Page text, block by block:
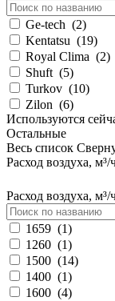
Ge-tech (2)
Kentatsu (19)
Royal Clima (2)
Shuft (5)
Turkov (10)
Zilon (6)
Используются
Остальные
Весь список
Расход воздуха, м³/
Расход воздуха, м³/
1659 (1)
1260 (1)
1500 (14)
1400 (1)
1600 (4)